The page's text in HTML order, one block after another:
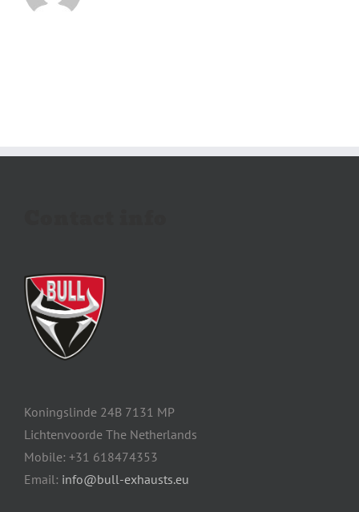
Koningslinde 24B 7131 MP
Lichtenvoorde The Netherlands
Mobile: +31 618474353
Email: info@bull-exhausts.eu